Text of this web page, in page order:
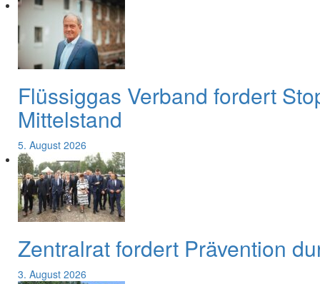
Flüssiggas Verband fordert
Mittelstand
5. August 2026
Zentralrat fordert Prävention
3. August 2026